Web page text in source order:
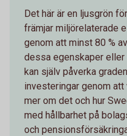
Det här är en ljusgrön
främjar miljörelaterade
genom att minst 80 %
dessa egenskaper eller
kan själv påverka
investeringar genom att
mer om det och hur
med hållbarhet på
och